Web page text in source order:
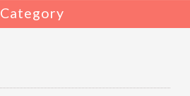
Category